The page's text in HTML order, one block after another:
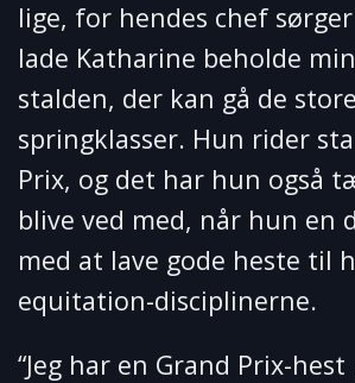
lige, for hendes chef
lade Katharine beholde
stalden, der kan gå de store
springklasser. Hun rider
Prix, og det har hun også
blive ved med, når hun en
med at lave gode heste til
equitation-disciplinerne.
“Jeg har en Grand Prix-hest